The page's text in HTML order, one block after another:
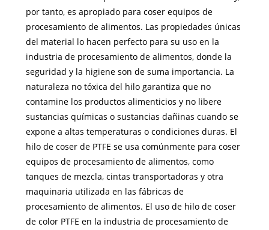
por tanto, es apropiado para coser equipos de
procesamiento de alimentos. Las propiedades únicas
del material lo hacen perfecto para su uso en la
industria de procesamiento de alimentos, donde la
seguridad y la higiene son de suma importancia. La
naturaleza no tóxica del hilo garantiza que no
contamine los productos alimenticios y no libere
sustancias químicas o sustancias dañinas cuando se
expone a altas temperaturas o condiciones duras. El
hilo de coser de PTFE se usa comúnmente para coser
equipos de procesamiento de alimentos, como
tanques de mezcla, cintas transportadoras y otra
maquinaria utilizada en las fábricas de
procesamiento de alimentos. El uso de hilo de coser
de color PTFE en la industria de procesamiento de